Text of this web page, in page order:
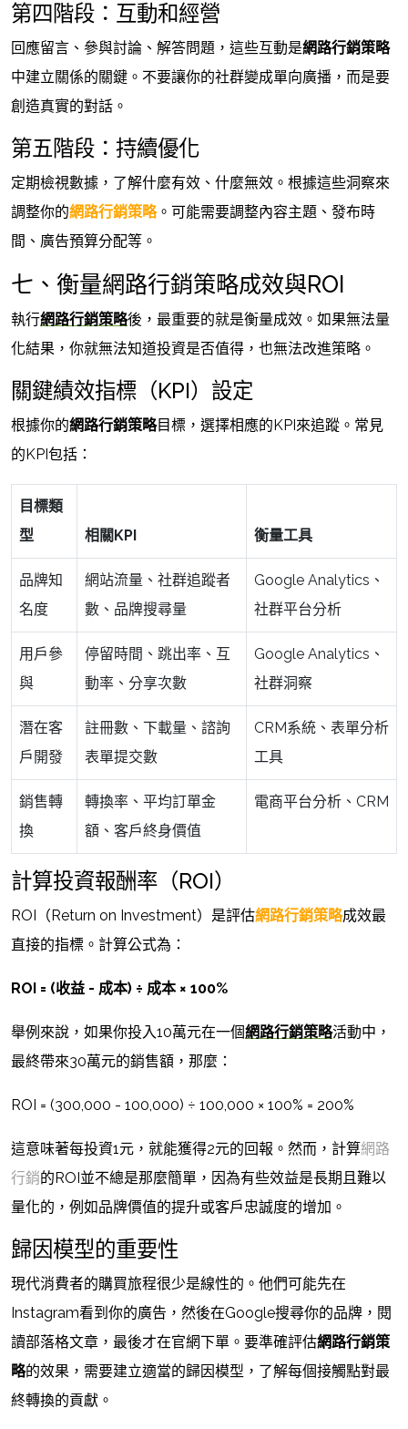
第四階段：互動和經營
回應留言、參與討論、解答問題，這些互動是網路行銷策略
中建立關係的關鍵。不要讓你的社群變成單向廣播，而是要
創造真實的對話。
第五階段：持續優化
定期檢視數據，了解什麼有效、什麼無效。根據這些洞察來
調整你的網路行銷策略。可能需要調整內容主題、發布時
間、廣告預算分配等。
七、衡量網路行銷策略成效與ROI
執行網路行銷策略後，最重要的就是衡量成效。如果無法量
化結果，你就無法知道投資是否值得，也無法改進策略。
關鍵績效指標（KPI）設定
根據你的網路行銷策略目標，選擇相應的KPI來追蹤。常見
的KPI包括：
目標類
型
相關KPI 衡量工具
品牌知
名度
網站流量、社群追蹤者
數、品牌搜尋量
Google Analytics、
社群平台分析
用戶參
與
停留時間、跳出率、互
動率、分享次數
Google Analytics、
社群洞察
潛在客
戶開發
註冊數、下載量、諮詢
表單提交數
CRM系統、表單分析
工具
銷售轉
換
轉換率、平均訂單金
額、客戶終身價值
電商平台分析、CRM
計算投資報酬率（ROI）
ROI（Return on Investment）是評估網路行銷策略成效最
直接的指標。計算公式為：
ROI = (收益 - 成本) ÷ 成本 × 100%
舉例來說，如果你投入10萬元在一個網路行銷策略活動中，
最終帶來30萬元的銷售額，那麼：
ROI = (300,000 - 100,000) ÷ 100,000 × 100% = 200%
這意味著每投資1元，就能獲得2元的回報。然而，計算網路
行銷的ROI並不總是那麼簡單，因為有些效益是長期且難以
量化的，例如品牌價值的提升或客戶忠誠度的增加。
歸因模型的重要性
現代消費者的購買旅程很少是線性的。他們可能先在
Instagram看到你的廣告，然後在Google搜尋你的品牌，閱
讀部落格文章，最後才在官網下單。要準確評估網路行銷策
略的效果，需要建立適當的歸因模型，了解每個接觸點對最
終轉換的貢獻。